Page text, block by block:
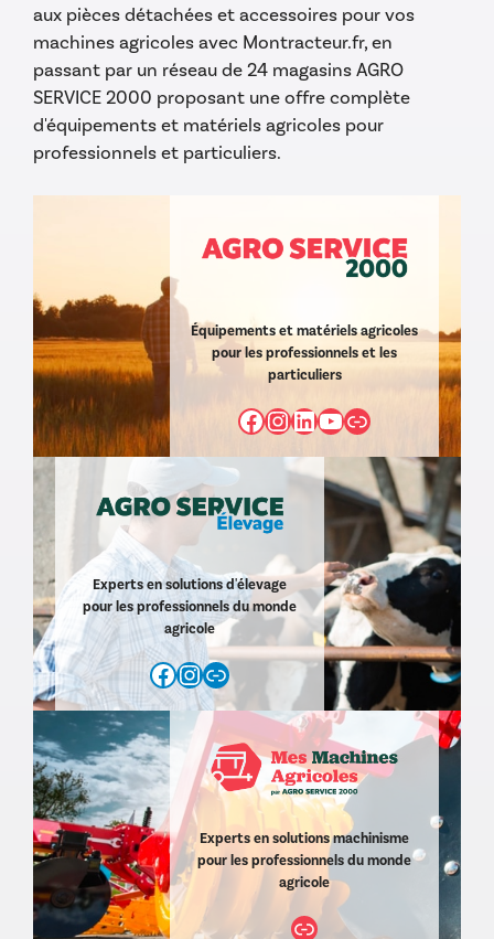
aux pièces détachées et accessoires pour vos
machines agricoles avec Montracteur.fr, en
passant par un réseau de 24 magasins AGRO
SERVICE 2000 proposant une offre complète
d'équipements et matériels agricoles pour
professionnels et particuliers.
Équipements et matériels agricoles
pour les professionnels et les
particuliers
Facebook
Instagram
LinkedIn
YouTube
https://
Experts en solutions d'élevage
pour les professionnels du monde
agricole
Facebook
Instagram
https://www.agroservice2000.com/d/agro-service-elevage-11.html
Experts en solutions machinisme
pour les professionnels du monde
agricole
Lien